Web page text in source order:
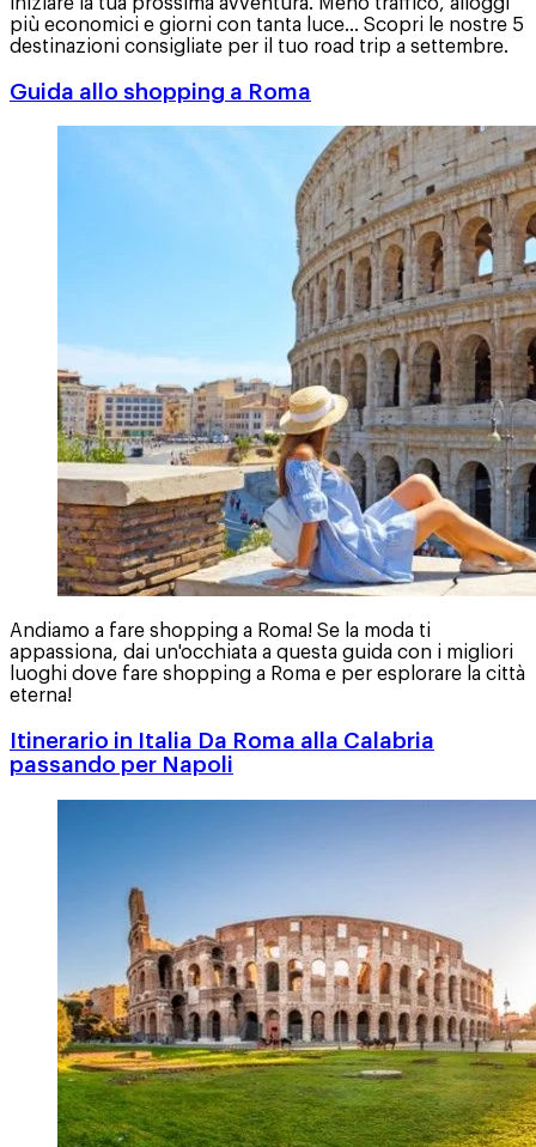
più economici e giorni con tanta luce... Scopri le nostre 5
destinazioni consigliate per il tuo road trip a settembre.
Guida allo shopping a Roma
Andiamo a fare shopping a Roma! Se la moda ti
appassiona, dai un'occhiata a questa guida con i migliori
luoghi dove fare shopping a Roma e per esplorare la città
eterna!
Itinerario in Italia Da Roma alla Calabria
passando per Napoli